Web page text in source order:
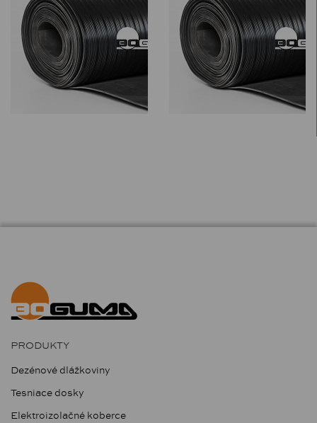
PRODUKTY
Dezénové dlážkoviny
Tesniace dosky
Elektroizolačné koberce